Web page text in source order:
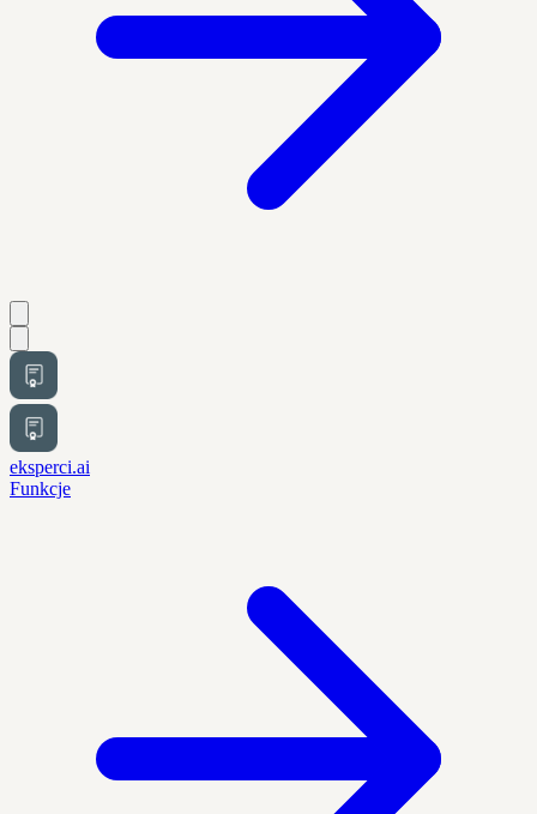
eksperci.ai
Funkcje